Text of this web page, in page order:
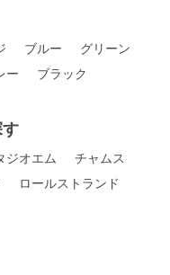
ブルー
グリーン
ー ブラック
ジオエム
チャムス
ロールストランド